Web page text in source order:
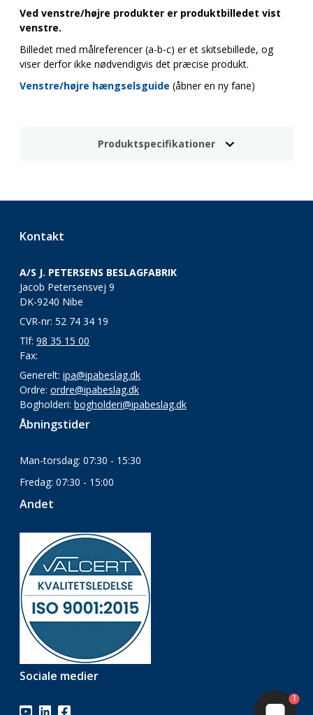
Ved venstre/højre produkter er produktbilledet vist
venstre.
Billedet med målreferencer (a-b-c) er et skitsebillede, og
viser derfor ikke nødvendigvis det præcise produkt.
Venstre/højre hængselsguide (åbner en ny fane)
Produktspecifikationer
Kontakt
A/S J. PETERSENS BESLAGFABRIK
Jacob Petersensvej 9
DK-9240 Nibe
CVR-nr: 52 74 34 19
Tlf: 98 35 15 00
Fax:
Generelt: ipa@ipabeslag.dk
Ordre: ordre@ipabeslag.dk
Bogholderi: bogholderi@ipabeslag.dk
Åbningstider
Man-torsdag: 07:30 - 15:30
Fredag: 07:30 - 15:00
Andet
Sociale medier
1